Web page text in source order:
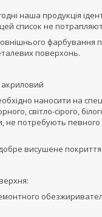
наша продукція
список не
фарбування
поверхонь.
наносити на
світло-сірого,
не потребують певного
висушене покриття